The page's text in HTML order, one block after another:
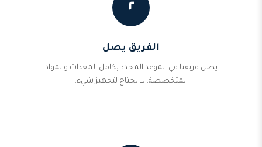
٢
الفريق يصل
يصل فريقنا في الموعد المحدد بكامل المعدات والمواد
المتخصصة. لا تحتاج لتجهيز شيء.